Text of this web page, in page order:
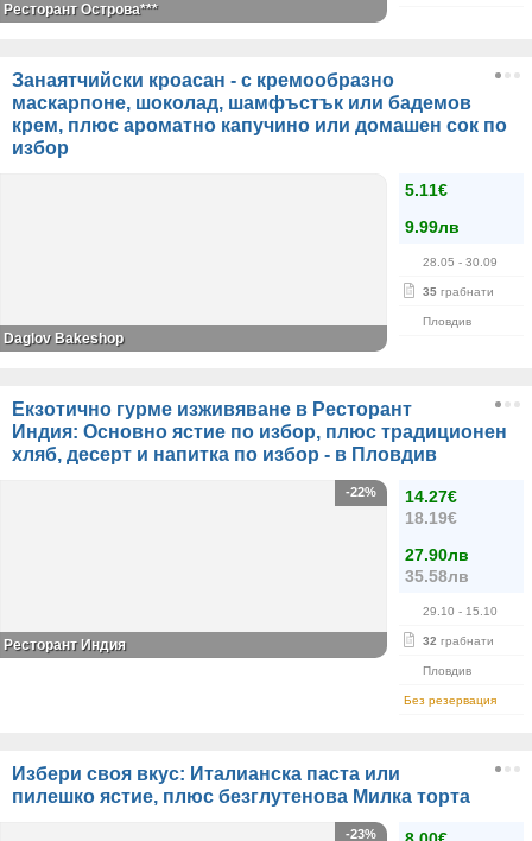
Ресторант Острова***
Занаятчийски кроасан - с кремообразно
маскарпоне, шоколад, шамфъстък или бадемов
крем, плюс ароматно капучино или домашен сок по
избор
5.11€
9.99лв
28.05 - 30.09
35 грабнати
Пловдив
Daglov Bakeshop
Екзотично гурме изживяване в Ресторант
Индия: Основно ястие по избор, плюс традиционен
хляб, десерт и напитка по избор - в Пловдив
14.27€
18.19€
27.90лв
35.58лв
29.10 - 15.10
32 грабнати
Пловдив
Без резервация
-22%
Ресторант Индия
Избери своя вкус: Италианска паста или
пилешко ястие, плюс безглутенова Милка торта
-23%